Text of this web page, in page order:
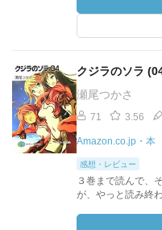
クジラのソラ
瀬尾つかさ
71 3.56
Amazon.co.jp・本
感想・レビュー
３巻まで読んで、
が、やっと読み終